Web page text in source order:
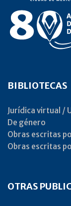
BIBLIOTECAS
Jurídica virtual /
De género
Obras escritas
Obras escritas
OTRAS